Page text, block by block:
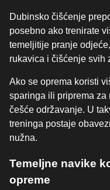
Dubinsko čišćenje
posebno ako trenirate
temeljitije pranje
rukavica i čišćenje svih
Ako se oprema koristi
sparinga ili priprema za
češće održavanje. U
treninga postaje
nužna.
Temeljne navike
opreme